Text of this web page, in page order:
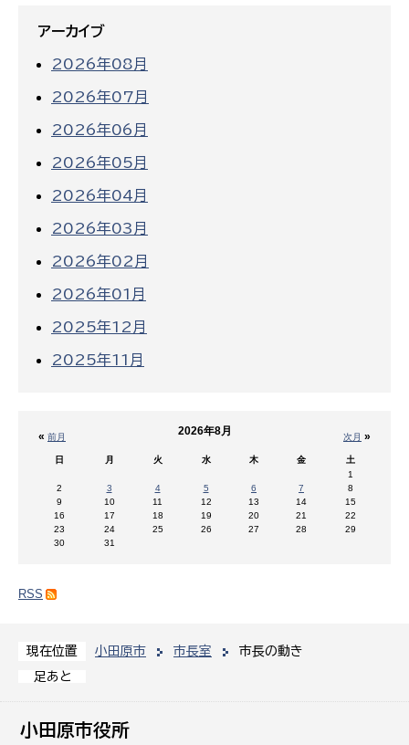
現在位置 小田原市 市長室
市長の動き
足あと
アーカイブ
2026年08月
2026年07月
2026年06月
2026年05月
2026年04月
2026年03月
2026年02月
2026年01月
2025年12月
2025年11月
« 前月 次月 »
2026年8月
日 月 火 水 木 金
土
1
2
3 4 5 6 7
8
9
10 11 12 13 14
15
16
17 18 19 20 21
22
23
24 25 26 27 28
29
30
31
RSS
小田原市役所